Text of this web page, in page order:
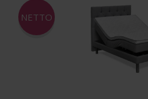
NETTO